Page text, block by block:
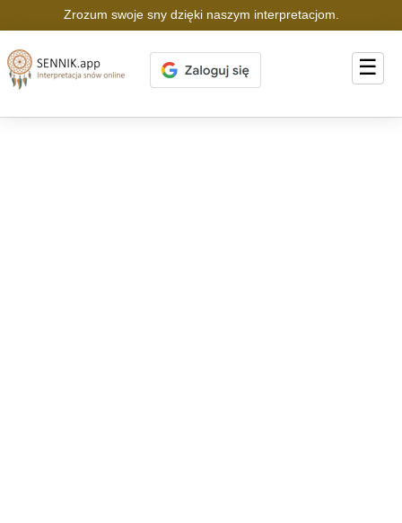
Zrozum swoje sny dzięki naszym interpretacjom.
☰